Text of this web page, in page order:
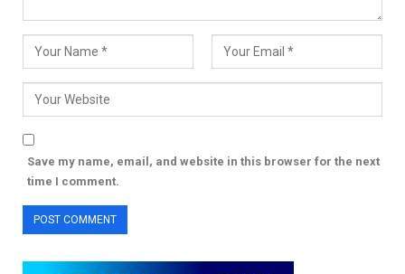
Save my name, email, and website in this browser for the next
time I comment.